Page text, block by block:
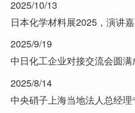
2025/10/13
日本化学材料展2025，演讲嘉
2025/9/19
中日化工企业对接交流会圆满
2025/8/14
中央硝子上海当地法人总经